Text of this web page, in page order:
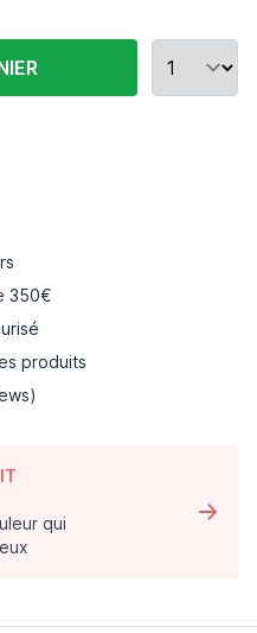
350€
produits
qui